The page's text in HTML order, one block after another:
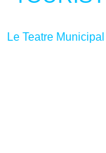
Le Teatre
que pour vous
cookies en